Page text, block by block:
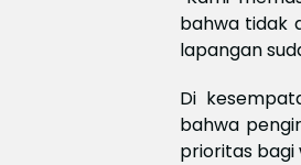
bahwa tidak
lapangan
Di
bahwa
prioritas bagi